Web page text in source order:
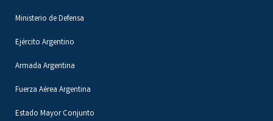
Ministerio de Defensa
Ejército Argentino
Armada Argentina
Fuerza Aérea Argentina
Estado Mayor Conjunto